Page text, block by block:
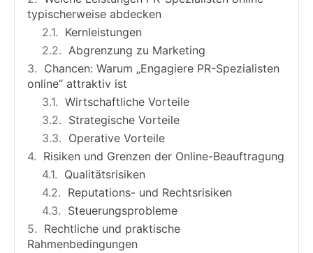
typischerweise abdecken
Kernleistungen
Abgrenzung zu Marketing
Chancen: Warum „Engagiere PR-Spezialisten
online“ attraktiv ist
Wirtschaftliche Vorteile
Strategische Vorteile
Operative Vorteile
Risiken und Grenzen der Online-Beauftragung
Qualitätsrisiken
Reputations- und Rechtsrisiken
Steuerungsprobleme
Rechtliche und praktische
Rahmenbedingungen